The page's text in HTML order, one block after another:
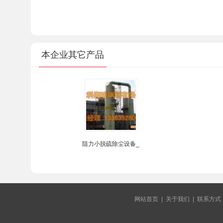
本企业其它产品
阻力小脱硫除尘设备_
网站首页| 关于我们 联系方式